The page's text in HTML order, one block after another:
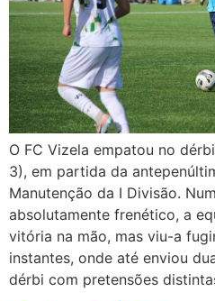
O FC Vizela empatou no
3), em partida da
Manutenção da I Divisão.
absolutamente frenético, a
vitória na mão, mas viu-a
instantes, onde até enviou
dérbi com pretensões